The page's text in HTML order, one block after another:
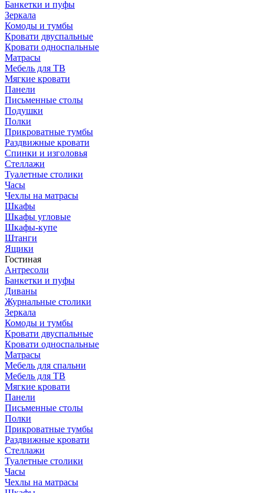
Банкетки и пуфы
Зеркала
Комоды и тумбы
Кровати двуспальные
Кровати односпальные
Матрасы
Мебель для ТВ
Мягкие кровати
Панели
Письменные столы
Подушки
Полки
Прикроватные тумбы
Раздвижные кровати
Спинки и изголовья
Стеллажи
Туалетные столики
Часы
Чехлы на матрасы
Шкафы
Шкафы угловые
Шкафы-купе
Штанги
Ящики
Гостиная
Антресоли
Банкетки и пуфы
Диваны
Журнальные столики
Зеркала
Комоды и тумбы
Кровати двуспальные
Кровати односпальные
Матрасы
Мебель для спальни
Мебель для ТВ
Мягкие кровати
Панели
Письменные столы
Полки
Прикроватные тумбы
Раздвижные кровати
Стеллажи
Туалетные столики
Часы
Чехлы на матрасы